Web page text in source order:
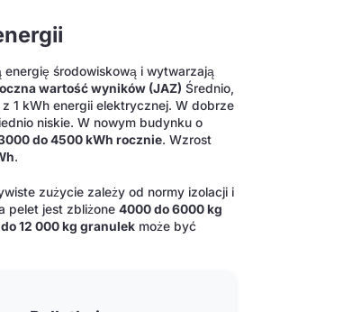
energię środowiskową i wytwarzają
wartość wyników (JAZ) Średnio,
1 kWh energii elektrycznej. W dobrze
niskie. W nowym budynku o
do 4500 kWh rocznie. Wzrost
.
zużycie zależy od normy izolacji i
pelet jest zbliżone4000 do 6000 kg
12 000 kg granulek może być